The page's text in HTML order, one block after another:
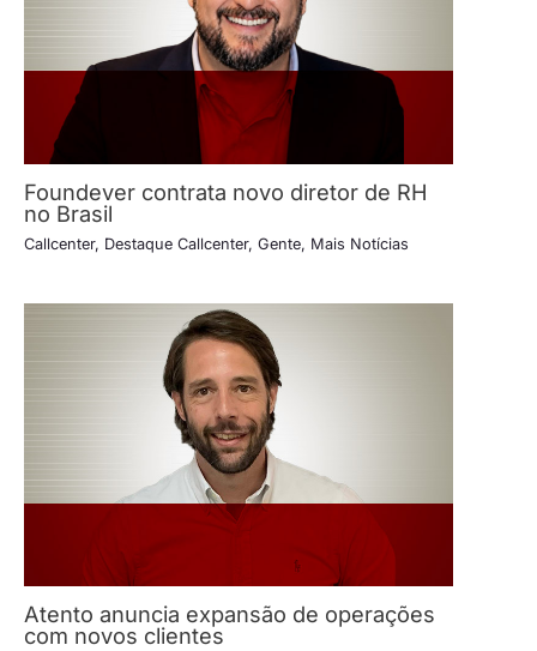
Foundever contrata novo diretor de RH
no Brasil
Callcenter, Destaque Callcenter, Gente, Mais Notícias
Atento anuncia expansão de operações
com novos clientes